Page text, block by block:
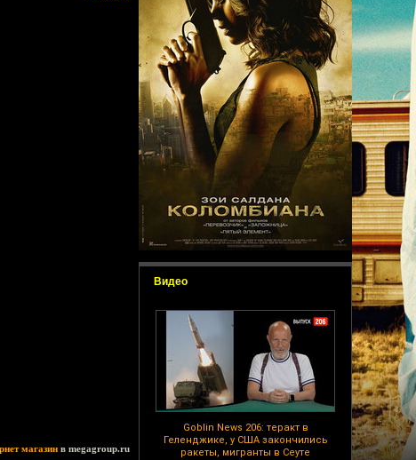
Видео
Goblin News 206: теракт в
Геленджике, у США закончились
ракеты, мигранты в Сеуте
магазин в megagroup.ru